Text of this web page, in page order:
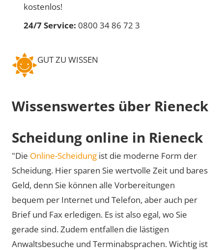
kostenlos!
24/7 Service: 0800 34 86 72 3
GUT ZU WISSEN
Wissenswertes über Rieneck
Scheidung online in Rieneck
"Die Online-Scheidung ist die moderne Form der
Scheidung. Hier sparen Sie wertvolle Zeit und bares
Geld, denn Sie können alle Vorbereitungen
bequem per Internet und Telefon, aber auch per
Brief und Fax erledigen. Es ist also egal, wo Sie
gerade sind. Zudem entfallen die lästigen
Anwaltsbesuche und Terminabsprachen. Wichtig ist